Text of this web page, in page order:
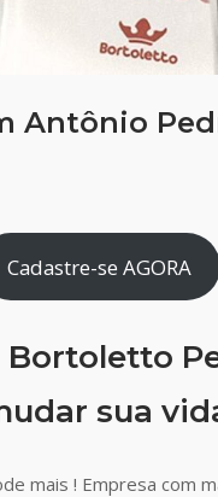
Antônio
Cadastre-se AGORA
sua
mais ! Empresa com